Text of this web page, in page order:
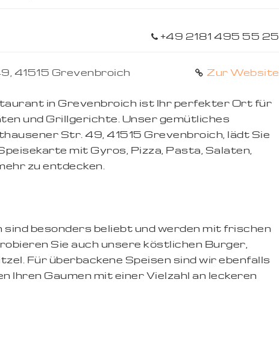
+49 2181 495 55 25
41515 Grevenbroich Zur Website
in Grevenbroich ist Ihr perfekter Ort für
und Grillgerichte. Unser gemütliches
Str. 49, 41515 Grevenbroich, lädt Sie
mit Gyros, Pizza, Pasta, Salaten,
zu entdecken.
besonders beliebt und werden mit frischen
Sie auch unsere köstlichen Burger,
Für überbackene Speisen sind wir ebenfalls
Ihren Gaumen mit einer Vielzahl an leckeren